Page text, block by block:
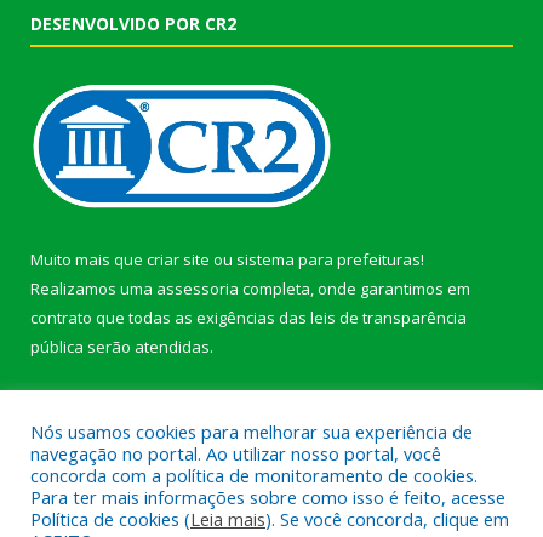
DESENVOLVIDO POR CR2
Muito mais que criar site ou sistema para prefeituras!
Realizamos uma assessoria completa, onde garantimos em
contrato que todas as exigências das leis de transparência
pública serão atendidas.
Todos os direitos reservados a Prefeitura Municipal de Afuá.
Nós usamos cookies para melhorar sua experiência de
navegação no portal. Ao utilizar nosso portal, você
concorda com a política de monitoramento de cookies.
Para ter mais informações sobre como isso é feito, acesse
Política de cookies (Leia mais). Se você concorda, clique em